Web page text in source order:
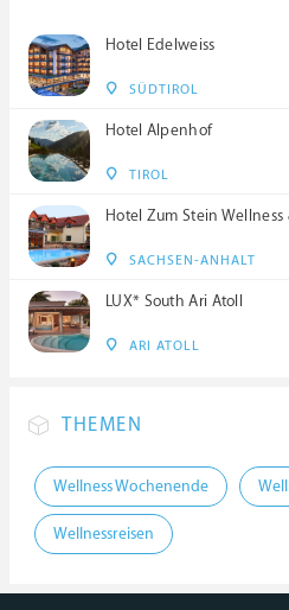
Hotel Edelweiss
SÜDTIROL
Hotel Alpenhof
TIROL
Hotel Zum Stein Wellness
SACHSEN-ANHALT
LUX* South Ari Atoll
ARI ATOLL
THEMEN
Wellness Wochenende
Wellnessreisen